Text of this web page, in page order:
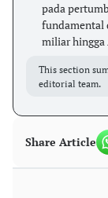
pada
fundamental
miliar hingga
This section
editorial team.
Share Article